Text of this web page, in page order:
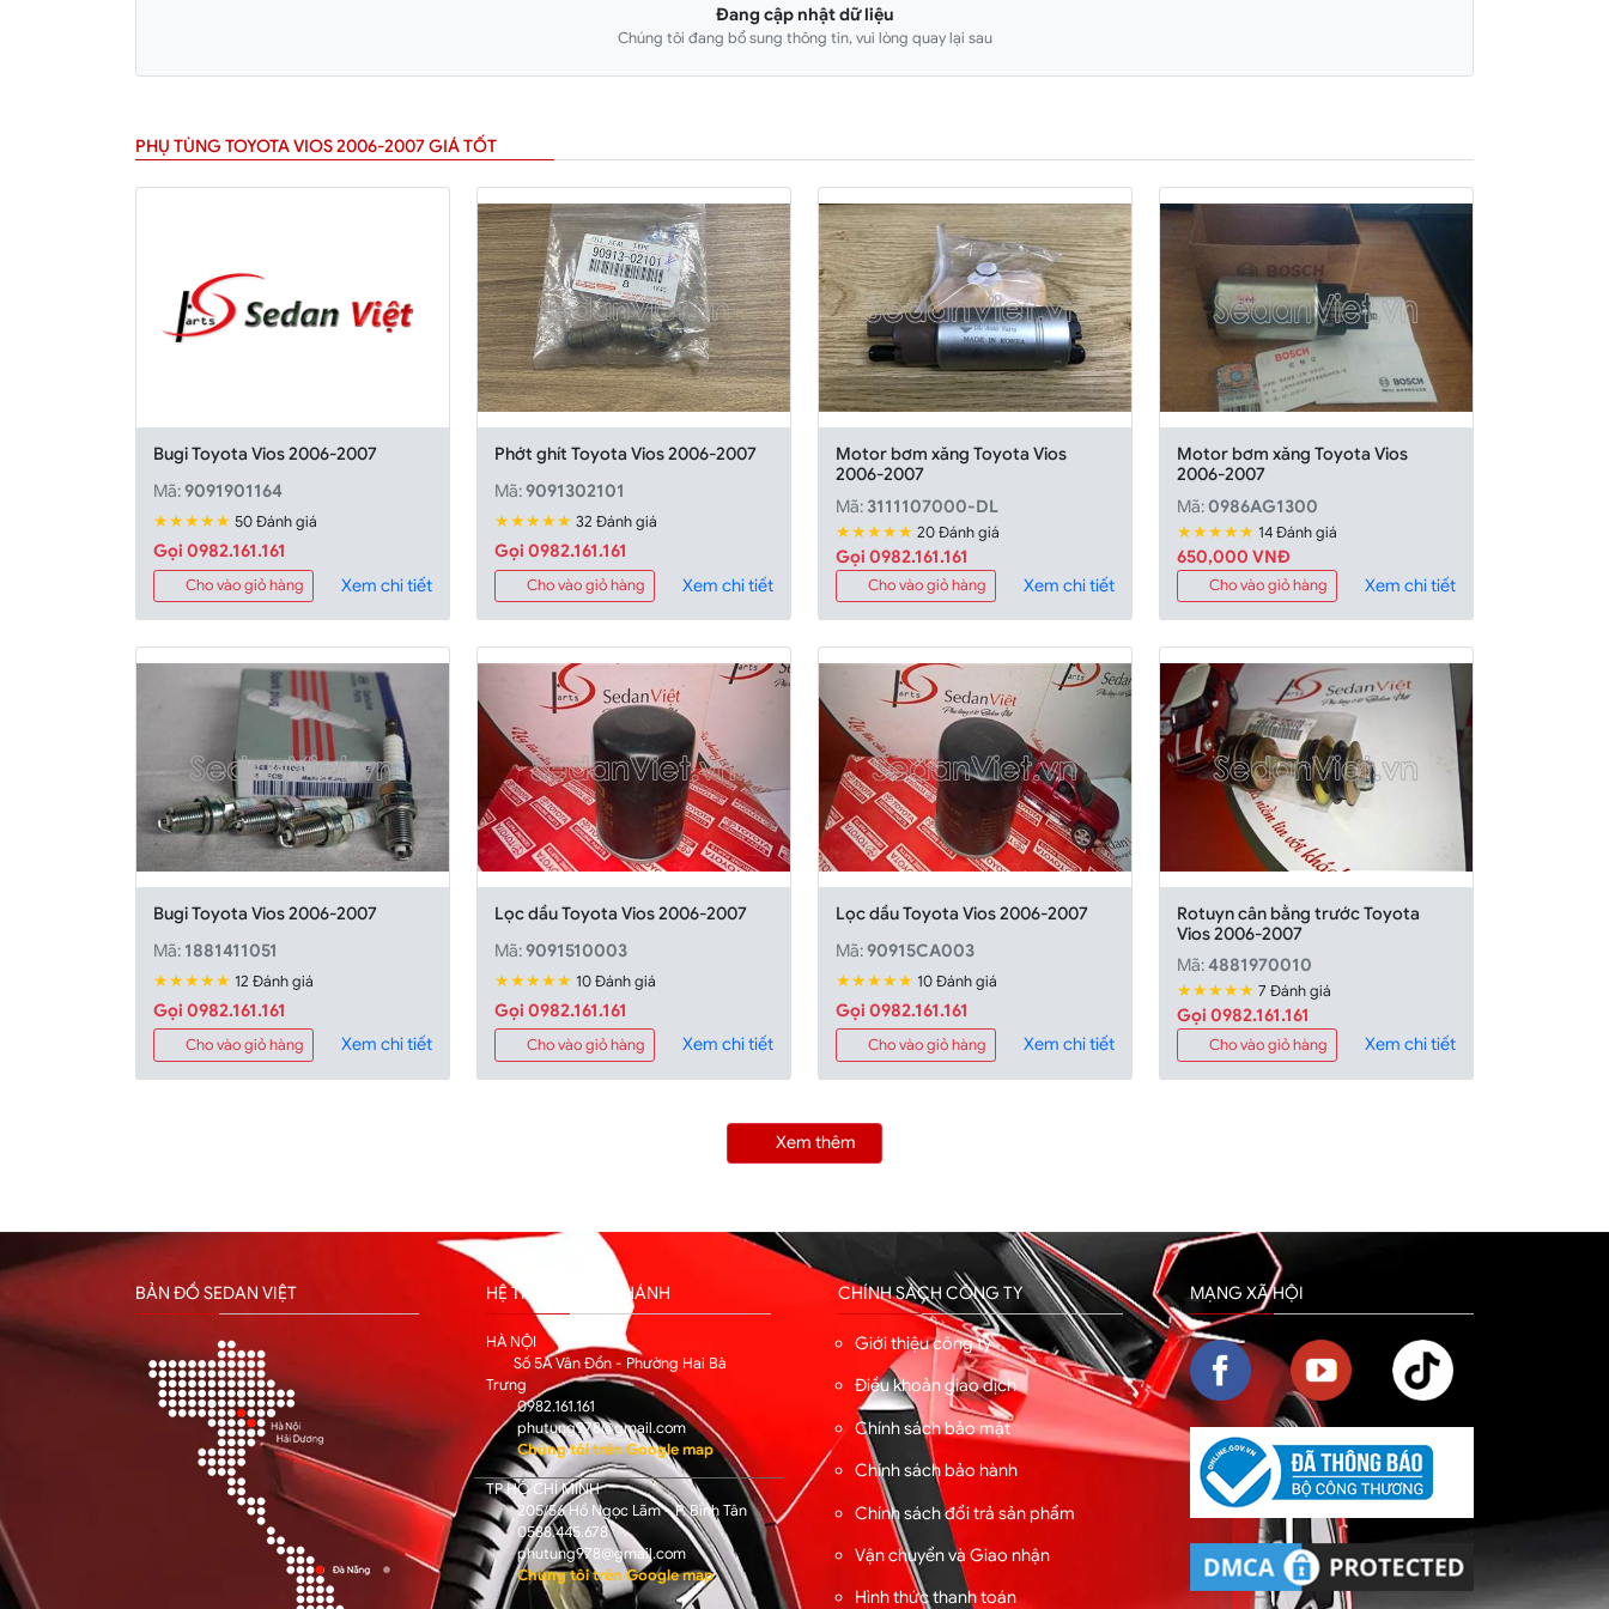
Đang cập nhật dữ liệu
Chúng tôi đang bổ sung thông tin, vui lòng quay lại sau
PHỤ TÙNG TOYOTA VIOS 2006-2007 GIÁ TỐT
Bugi Toyota Vios 2006-2007
Mã:9091901164
★★★★★ 50 Đánh giá
Gọi 0982.161.161
Cho vào giỏ hàng Xem chi tiết
Phớt ghít Toyota Vios 2006-2007
Mã:9091302101
★★★★★ 32 Đánh giá
Gọi 0982.161.161
Cho vào giỏ hàng Xem chi tiết
Motor bơm xăng Toyota Vios
2006-2007
Mã: 3111107000-DL
★★★★★ 20 Đánh giá
Gọi 0982.161.161
Cho vào giỏ hàng Xem chi tiết
Motor bơm xăng Toyota Vios
2006-2007
Mã:0986AG1300
★★★★★ 14 Đánh giá
650,000 VNĐ
Cho vào giỏ hàng Xem chi tiết
Bugi Toyota Vios 2006-2007
Mã: 1881411051
★★★★★ 12 Đánh giá
Gọi 0982.161.161
Cho vào giỏ hàng Xem chi tiết
Lọc dầu Toyota Vios 2006-2007
Mã:9091510003
★★★★★ 10 Đánh giá
Gọi 0982.161.161
Cho vào giỏ hàng Xem chi tiết
Lọc dầu Toyota Vios 2006-2007
Mã:90915CA003
★★★★★ 10 Đánh giá
Gọi 0982.161.161
Cho vào giỏ hàng Xem chi tiết
Rotuyn cân bằng trước Toyota
Vios 2006-2007
Mã:4881970010
★★★★★ 7 Đánh giá
Gọi 0982.161.161
Cho vào giỏ hàng Xem chi tiết
Xem thêm
BẢN ĐỒ SEDAN VIỆT HỆ THỐNG CHI NHÁNH
HÀ NỘI
Số 5A Vân Đồn - Phường Hai Bà
Trưng
0982.161.161
phutung978@gmail.com
Chúng tôi trên Google map
TP HỒ CHÍ MINH
205/56 Hồ Ngọc Lãm - P. Bình Tân
0588.445.678
phutung978@gmail.com
Chúng tôi trên Google map
CHÍNH SÁCH CÔNG TY
Giới thiệu công ty
Điều khoản giao dịch
Chính sách bảo mật
Chính sách bảo hành
Chính sách đổi trả sản phẩm
Vận chuyển và Giao nhận
Hình thức thanh toán
MẠNG XÃ HỘI